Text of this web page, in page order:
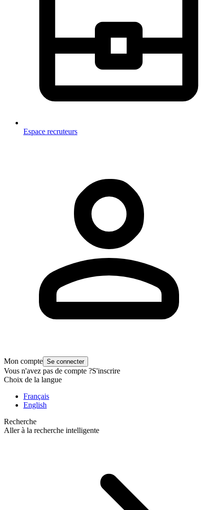
Espace recruteurs
Mon compte Se connecter
Vous n'avez pas de compte ?S'inscrire
Choix de la langue
Français
English
Recherche
Aller à la recherche intelligente